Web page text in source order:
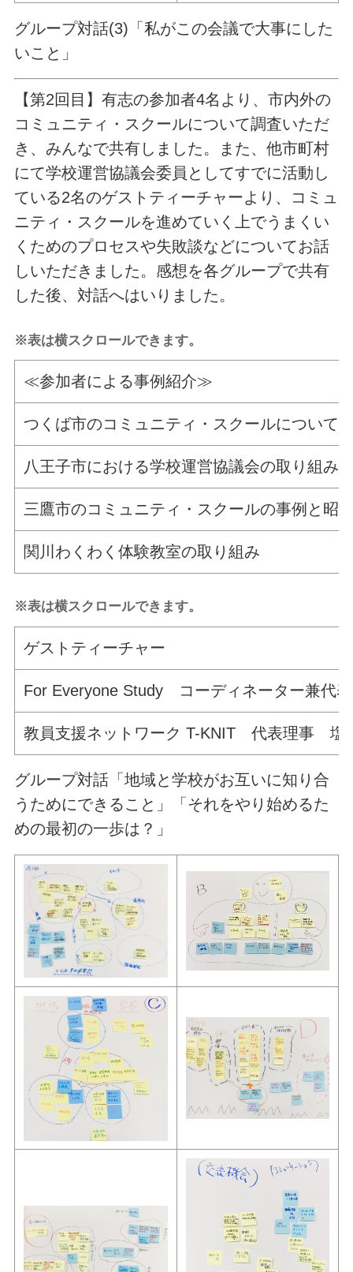
グループ対話(3)「私がこの会議で大事にした
いこと」
【第2回目】有志の参加者4名より、市内外の
コミュニティ・スクールについて調査いただ
き、みんなで共有しました。また、他市町村
にて学校運営協議会委員としてすでに活動し
ている2名のゲストティーチャーより、コミュ
ニティ・スクールを進めていく上でうまくい
くためのプロセスや失敗談などについてお話
しいただきました。感想を各グループで共有
した後、対話へはいりました。
※表は横スクロールできます。
≪参加者による事例紹介≫
つくば市のコミュニティ・スクールについて
八王子市における学校運営協議会の取り組み
三鷹市のコミュニティ・スクールの事例と昭
関川わくわく体験教室の取り組み
※表は横スクロールできます。
ゲストティーチャー
For Everyone Study コーディネーター兼
教員支援ネットワーク T-KNIT 代表理事
グループ対話「地域と学校がお互いに知り合
うためにできること」「それをやり始めるた
めの最初の一歩は？」